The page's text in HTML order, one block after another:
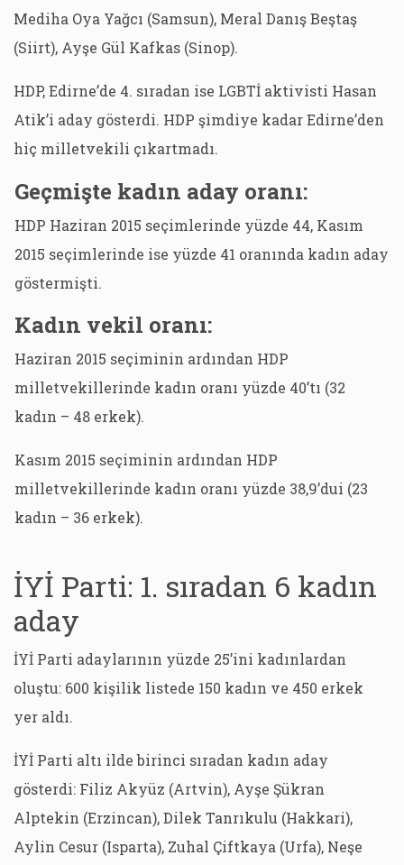
Mediha Oya Yağcı (Samsun), Meral Danış Beştaş
(Siirt), Ayşe Gül Kafkas (Sinop).
HDP, Edirne’de 4. sıradan ise LGBTİ aktivisti Hasan
Atik’i aday gösterdi. HDP şimdiye kadar Edirne’den
hiç milletvekili çıkartmadı.
Geçmişte kadın aday oranı:
HDP Haziran 2015 seçimlerinde yüzde 44, Kasım
2015 seçimlerinde ise yüzde 41 oranında kadın aday
göstermişti.
Kadın vekil oranı:
Haziran 2015 seçiminin ardından HDP
milletvekillerinde kadın oranı yüzde 40’tı (32
kadın – 48 erkek).
Kasım 2015 seçiminin ardından HDP
milletvekillerinde kadın oranı yüzde 38,9’dui (23
kadın – 36 erkek).
İYİ Parti: 1. sıradan 6 kadın
aday
İYİ Parti adaylarının yüzde 25’ini kadınlardan
oluştu: 600 kişilik listede 150 kadın ve 450 erkek
yer aldı.
İYİ Parti altı ilde birinci sıradan kadın aday
gösterdi: Filiz Akyüz (Artvin), Ayşe Şükran
Alptekin (Erzincan), Dilek Tanrıkulu (Hakkari),
Aylin Cesur (Isparta), Zuhal Çiftkaya (Urfa), Neşe